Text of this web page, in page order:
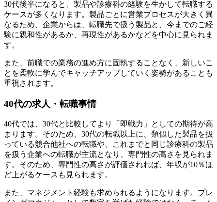
30代後半になると、製品や診療科の経験を生かして転職する
ケースが多くなります。製品ごとに営業プロセスが大きく異
なるため、企業からは、転職先で扱う製品と、今までのご経
験に親和性があるか、再現性があるかなどを中心に見られま
す。
また、前職での業務の進め方に固執することなく、新しいこ
とを柔軟に学んでキャッチアップしていく姿勢があることも
重視されます。
40代の求人・転職事情
40代では、30代と比較してより「即戦力」としての期待が高
まります。そのため、30代の転職以上に、類似した製品を扱
っている競合他社への転職や、これまでと同じ診療科の製品
を扱う企業への転職が主流となり、専門性の高さを見られま
す。そのため、専門性の高さが評価されれば、年収が10％ほ
ど上がるケースも見られます。
また、マネジメント経験も求められるようになります。プレ